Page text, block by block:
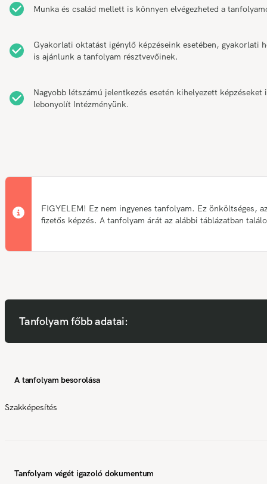
Munka és család mellett is könnyen elvégezheted a
Gyakorlati oktatást igénylő képzéseink esetében, gyakorlati
is ajánlunk a tanfolyam résztvevőinek.
Nagyobb létszámú jelentkezés esetén kihelyezett képzéseket
lebonyolít Intézményünk.
FIGYELEM! Ez nem ingyenes tanfolyam. Ez önköltséges,
fizetős képzés. A tanfolyam árát az alábbi táblázatban
Tanfolyam főbb adatai:
A tanfolyam besorolása
Szakképesítés
Tanfolyam végét igazoló dokumentum